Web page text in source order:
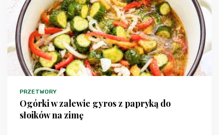
PRZETWORY
Ogórki w zalewie gyros z papryką do
słoików na zimę